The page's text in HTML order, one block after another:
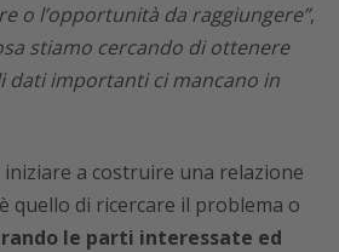
o l’opportunità da raggiungere”,
stiamo cercando di ottenere
dati importanti ci mancano in
a costruire una relazione
quello di ricercare il problema o
le parti interessate ed